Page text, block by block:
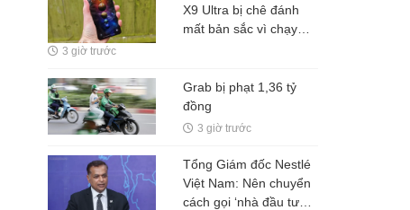
X9 Ultra bị chê đánh
mất bản sắc vì chạy
lớn nhất
3 giờ trước
Grab bị phạt 1,36 tỷ
đồng
3 giờ trước
Tổng Giám đốc Nestlé
Việt Nam: Nên chuyển
cách gọi ‘nhà đầu tư